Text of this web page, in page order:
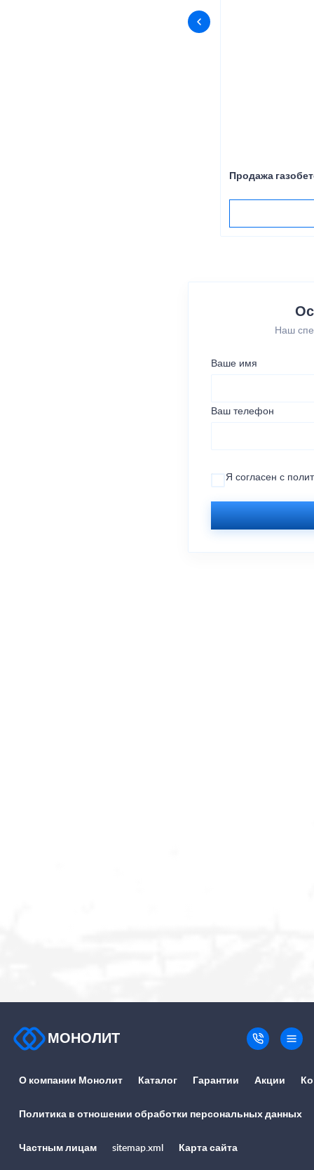
Продажа
Наш
Ваше имя
Ваш телефон
Я согласен с
МОНОЛИТ
О компании Монолит Каталог Гарантии Акции
Политика в отношении обработки персональных данных
Частным лицам sitemap.xml Карта сайта